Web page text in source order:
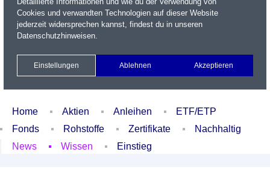
Name / WKN / ISIN / Kürzel
Xetra Realtime
Watchlist Portfolio Login
Home Aktien Anleihen
ETF/ETP
Fonds
Rohstoffe Zertifikate
Nachhaltig
News
Wissen Einstieg
Cookies und verwandten Technologien auf dieser Website
jederzeit widersprechen kannst, findest du in unseren
Datenschutzhinweisen.
Einstellungen Ablehnen Akzeptieren